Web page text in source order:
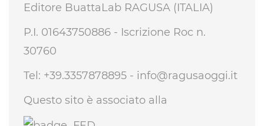
Editore BuattaLab RAGUSA (ITALIA)
P.I. 01643750886 - Iscrizione Roc n.
30760
Tel: +39.3357878895 - info@ragusaoggi.it
Questo sito è associato alla